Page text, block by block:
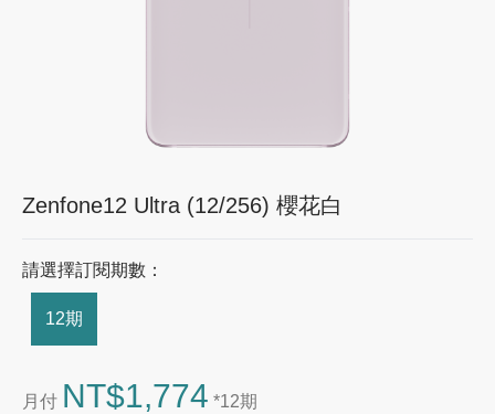
Zenfone12 Ultra (12/256) 櫻花白
請選擇訂閱期數：
12期
月付 NT$1,774 *12期